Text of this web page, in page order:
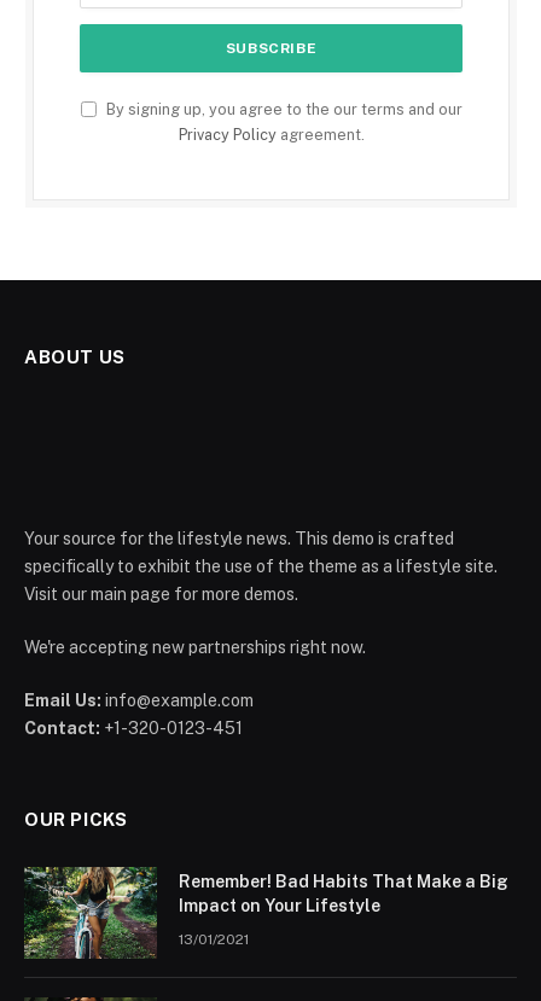
By signing up, you agree to the our terms and our
Privacy Policyagreement.
ABOUT US
Your source for the lifestyle news. This demo is crafted
specifically to exhibit the use of the theme as a lifestyle site.
Visit our main page for more demos.
We're accepting new partnerships right now.
Email Us: info@example.com
Contact: +1-320-0123-451
OUR PICKS
Remember! Bad Habits That Make a Big
Impact on Your Lifestyle
13/01/2021